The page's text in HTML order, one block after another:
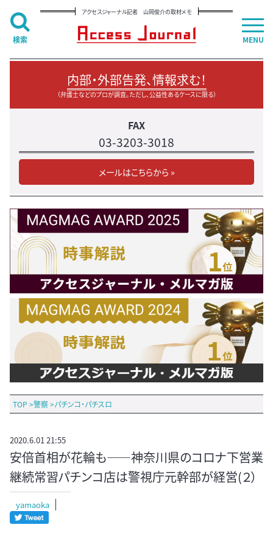
アクセスジャーナル記者 山岡俊介の取材メモ
内部・外部告発、情報求む！
（弁護士などのプロが調査。ただし、公益性あるケースに限る）
FAX
03-3203-3018
メールはこちらから »
TOP >警察>パチンコ・パチスロ
2020.6.01 21:55
安倍首相が花輪も――神奈川県のコロナ下営業
継続常習パチンコ店は警視庁元幹部が経営(２）
yamaoka
MENU
検索